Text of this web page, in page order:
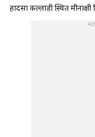
हादसा कल्लाडी स्थित